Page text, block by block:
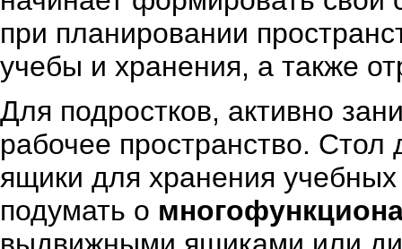
при планировании
учебы и хранения, а также
Для подростков, активно
рабочее пространство.
ящики для хранения
подумать о